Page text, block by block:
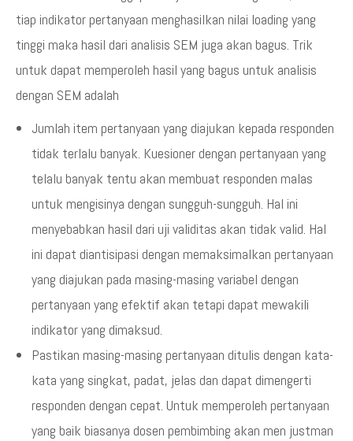
tiap indikator pertanyaan menghasilkan nilai loading yang
tinggi maka hasil dari analisis SEM juga akan bagus. Trik
untuk dapat memperoleh hasil yang bagus untuk analisis
dengan SEM adalah
Jumlah item pertanyaan yang diajukan kepada responden
tidak terlalu banyak. Kuesioner dengan pertanyaan yang
telalu banyak tentu akan membuat responden malas
untuk mengisinya dengan sungguh-sungguh. Hal ini
menyebabkan hasil dari uji validitas akan tidak valid. Hal
ini dapat diantisipasi dengan memaksimalkan pertanyaan
yang diajukan pada masing-masing variabel dengan
pertanyaan yang efektif akan tetapi dapat mewakili
indikator yang dimaksud.
Pastikan masing-masing pertanyaan ditulis dengan kata-
kata yang singkat, padat, jelas dan dapat dimengerti
responden dengan cepat. Untuk memperoleh pertanyaan
yang baik biasanya dosen pembimbing akan men justman